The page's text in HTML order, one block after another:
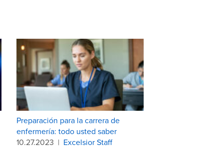
Preparación para la carrera de
enfermería: todo usted saber
10.27.2023 | Excelsior Staff